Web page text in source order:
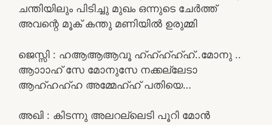
ചന്തിയിലും പിടിച്ചു മുഖം ഒന്നുടെ ചേർത്ത്
അവന്റെ മൂക് കന്തു മണിയിൽ ഉരുമ്മി
ജെസ്സി : ഹആആആവൂ ഹ്ഹ്ഹ്ഹ്ഹ്..മോനു ..
ആാാാഹ് സേ മോനുസേ നക്കല്ലേടാ
ആഹ്ഹഹ്ഹ അമ്മേഹ്ഹ് പതിയെ…
അഖി : കിടന്നു അലറല്ലെടി പൂറി മോൻ